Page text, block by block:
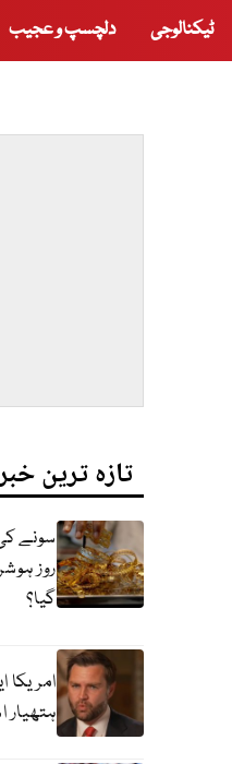
ٹیکنالوجی دلچسپ و عجیب
تازہ ترین
سونے
روز
گیا؟
امریکا